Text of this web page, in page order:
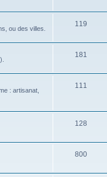
ou des villes.
119
181
: artisanat,
111
128
800